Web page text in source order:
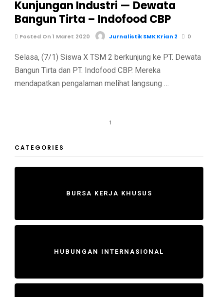
Kunjungan Industri — Dewata
Bangun Tirta – Indofood CBP
Posted On 1 Maret 2020 Jurnalistik SMK Krian 2 0
Selasa, (7/1) Siswa X TSM 2 berkunjung ke PT. Dewata
Bangun Tirta dan PT. Indofood CBP. Mereka
mendapatkan pengalaman melihat langsung …
1
CATEGORIES
BURSA KERJA KHUSUS
HUBUNGAN INTERNASIONAL